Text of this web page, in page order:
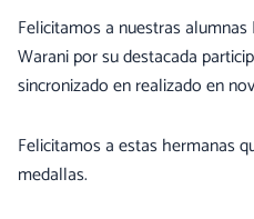
Felicitamos a nuestras
Warani por su destacada
sincronizado en realizado en
Felicitamos a estas hermanas
medallas.